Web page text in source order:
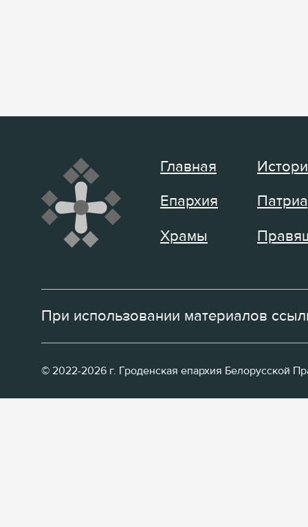
Главная
Епархия
Храмы
При использовании материалов
© 2022-2026 г. Гроденская епархия Белорусской